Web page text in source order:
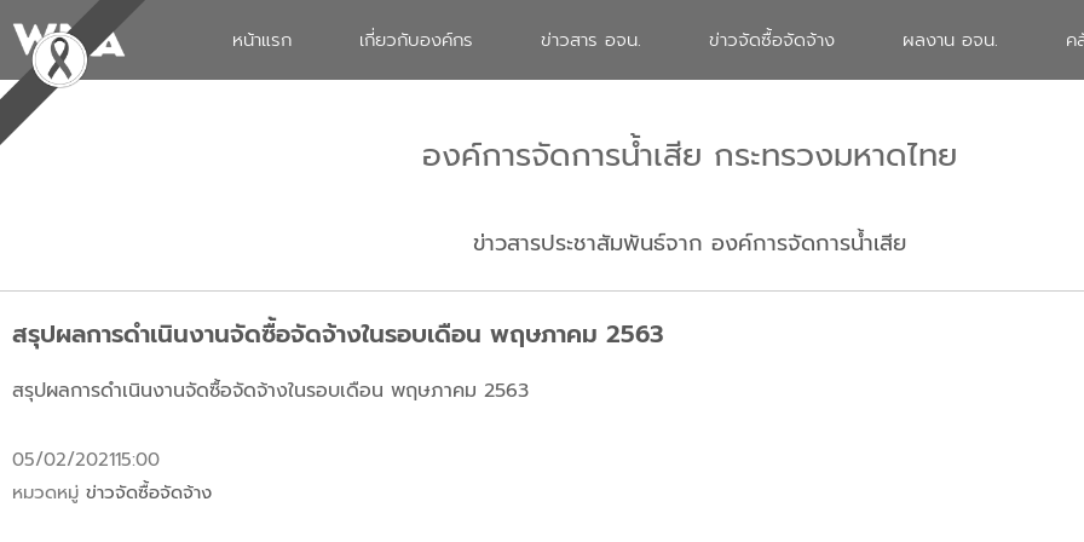
หน้าแรก เกี่ยวกับองค์กร ข่าวสาร อจน. ข่าวจัดซื้อจัดจ้าง ผลงาน อจน. ค
องค์การจัดการน้ำเสีย กระทรวงมหาดไทย
ข่าวสารประชาสัมพันธ์จาก องค์การจัดการน้ำเสีย
สรุปผลการดำเนินงานจัดซื้อจัดจ้างในรอบเดือน พฤษภาคม 2563
สรุปผลการดำเนินงานจัดซื้อจัดจ้างในรอบเดือน พฤษภาคม 2563
05/02/202115:00
หมวดหมู่ ข่าวจัดซื้อจัดจ้าง